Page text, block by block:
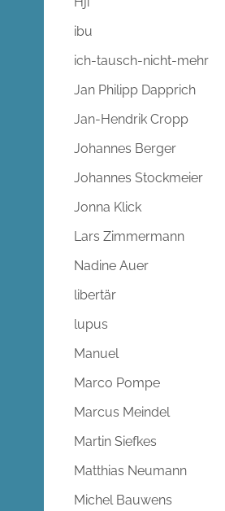
ibu
ich-tausch-nicht-mehr
Jan Philipp Dapprich
Jan-Hendrik Cropp
Johannes Berger
Johannes Stockmeier
Jonna Klick
Lars Zimmermann
Nadine Auer
libertär
lupus
Manuel
Marco Pompe
Marcus Meindel
Martin Siefkes
Matthias Neumann
Michel Bauwens